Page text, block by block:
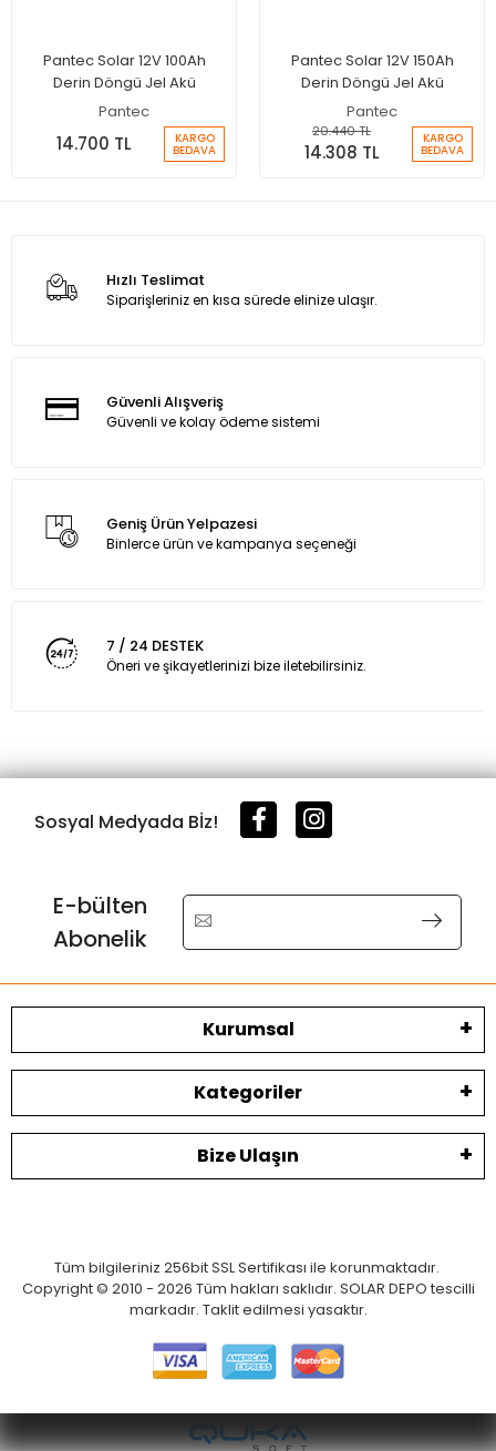
Pantec Solar 12V 100Ah
Derin Döngü Jel Akü
Pantec
14.700 TL KARGO
BEDAVA
Pantec Solar 12V 150Ah
Derin Döngü Jel Akü
Pantec
20.440 TL
14.308 TL
KARGO
BEDAVA
Hızlı Teslimat
Siparişleriniz en kısa sürede elinize ulaşır.
Güvenli Alışveriş
Güvenli ve kolay ödeme sistemi
Geniş Ürün Yelpazesi
Binlerce ürün ve kampanya seçeneği
7 / 24 DESTEK
Öneri ve şikayetlerinizi bize iletebilirsiniz.
Sosyal Medyada Bİz!
E-bülten
Abonelik
Kurumsal
Kategoriler
Bize Ulaşın
Tüm bilgileriniz 256bit SSL Sertifikası ile korunmaktadır.
Copyright © 2010 - 2026 Tüm hakları saklıdır. SOLAR DEPO tescilli
markadır. Taklit edilmesi yasaktır.